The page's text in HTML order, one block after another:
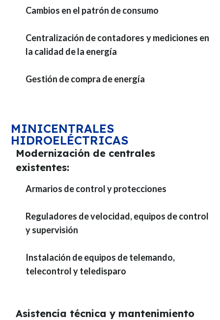
Cambios en el patrón de consumo
Centralización de contadores y mediciones en
la calidad de la energía
Gestión de compra de energía
MINICENTRALES
HIDROELÉCTRICAS
Modernización de centrales
existentes:
Armarios de control y protecciones
Reguladores de velocidad, equipos de control
y supervisión
Instalación de equipos de telemando,
telecontrol y teledisparo
Asistencia técnica y mantenimiento